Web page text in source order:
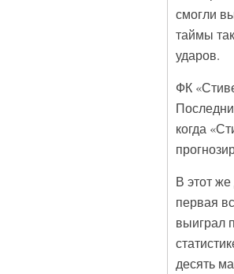
смогли
таймы
ударов.
ФК
когда
В этот
первая
выиграл
десять